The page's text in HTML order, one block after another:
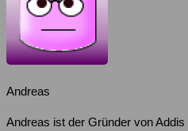
Andreas
Andreas ist der Gründer von